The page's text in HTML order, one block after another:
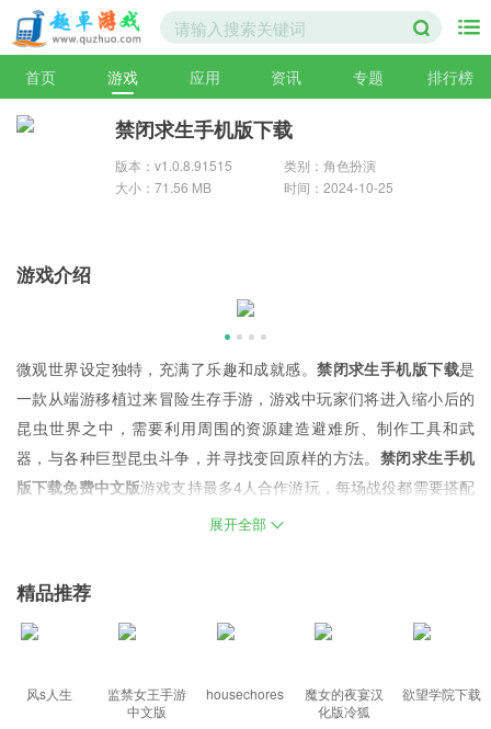
首页 游戏 应用 资讯 专题 排行榜
禁闭求生手机版下载
版本：v1.0.8.91515
类别：角色扮演
大小：71.56 MB
时间：2024-10-25
游戏介绍
微观世界设定独特，充满了乐趣和成就感。禁闭求生手机版下载是
一款从端游移植过来冒险生存手游，游戏中玩家们将进入缩小后的
昆虫世界之中，需要利用周围的资源建造避难所、制作工具和武
器，与各种巨型昆虫斗争，并寻找变回原样的方法。 禁闭求生手机
版下载免费中文版游戏支持最多4人合作游玩，每场战役都需要搭配
不同的阵容，依靠智慧和谋略才能在恶劣的环境中生存下去。
收集资源、用日常物品制作工具、建造基地或为队友提供昆虫治
疗。
自己。
用自己的智慧来制作工具和武器，体验相当好，操作也很好。
展开全部
精品推荐
风s人生
监禁女王手游
中文版
housechores
魔女的夜宴汉
化版冷狐
欲望学院下载